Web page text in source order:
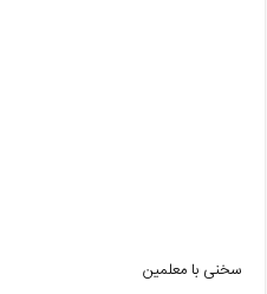
سخنی با معلمین